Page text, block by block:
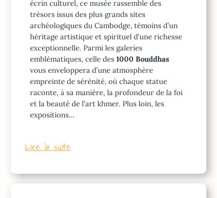
écrin culturel, ce musée rassemble des
trésors issus des plus grands sites
archéologiques du Cambodge, témoins d’un
héritage artistique et spirituel d’une richesse
exceptionnelle. Parmi les galeries
emblématiques, celle des1000 Bouddhas
vous enveloppera d’une atmosphère
empreinte de sérénité, où chaque statue
raconte, à sa manière, la profondeur de la foi
et la beauté de l’art khmer. Plus loin, les
expositions…
Lire la suite